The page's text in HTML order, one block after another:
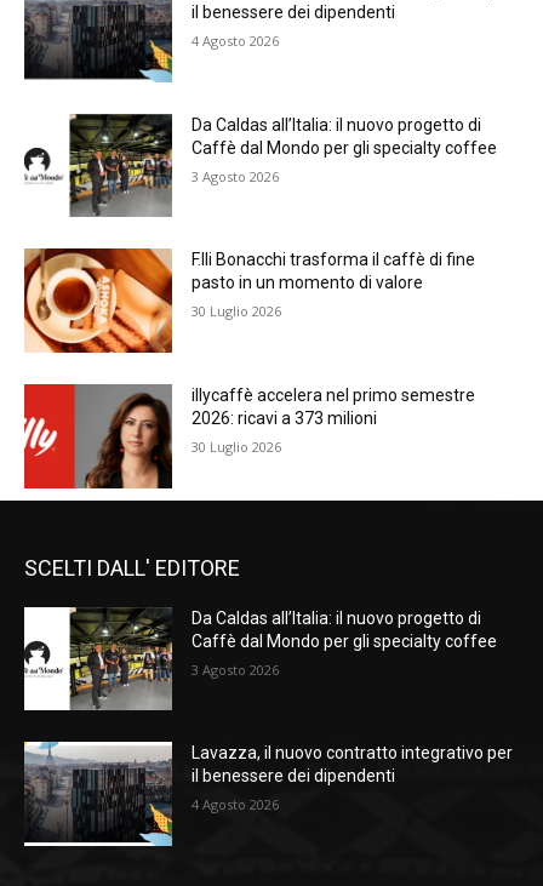
il benessere dei dipendenti
4 Agosto 2026
Da Caldas all’Italia: il nuovo progetto di
Caffè dal Mondo per gli specialty coffee
3 Agosto 2026
F.lli Bonacchi trasforma il caffè di fine
pasto in un momento di valore
30 Luglio 2026
illycaffè accelera nel primo semestre
2026: ricavi a 373 milioni
30 Luglio 2026
SCELTI DALL' EDITORE
Da Caldas all’Italia: il nuovo progetto di
Caffè dal Mondo per gli specialty coffee
3 Agosto 2026
Lavazza, il nuovo contratto integrativo per
il benessere dei dipendenti
4 Agosto 2026